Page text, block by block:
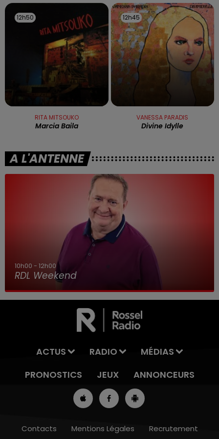
12h50
12h50
RITA MITSOUKO
Marcia Baila
12h45
12h45
VANESSA PARADIS
Divine Idylle
A L'ANTENNE
10h00 - 12h00
RDL Weekend
ACTUS RADIO
MÉDIAS
PRONOSTICS
JEUX ANNONCEURS
Contacts Mentions Légales Recrutement